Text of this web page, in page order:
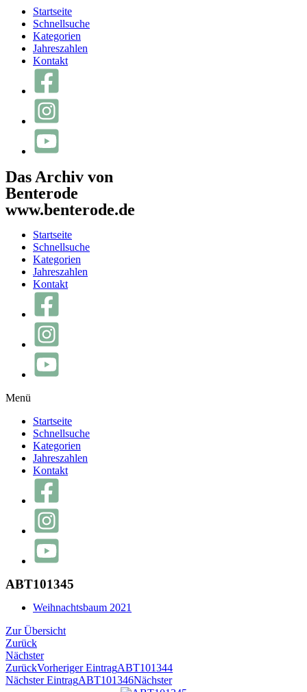
Startseite
Schnellsuche
Kategorien
Jahreszahlen
Kontakt
Das Archiv von
Benterode
www.benterode.de
Startseite
Schnellsuche
Kategorien
Jahreszahlen
Kontakt
Menü
Startseite
Schnellsuche
Kategorien
Jahreszahlen
Kontakt
ABT101345
Weihnachtsbaum 2021
Zur Übersicht
Zurück
Nächster
ZurückVorheriger EintragABT101344
Nächster EintragABT101346Nächster